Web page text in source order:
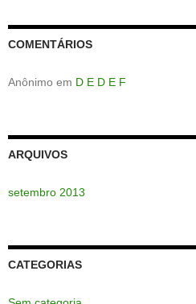
COMENTÁRIOS
Anônimo em D E D E F
ARQUIVOS
setembro 2013
CATEGORIAS